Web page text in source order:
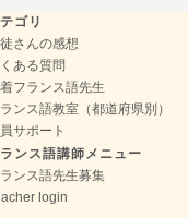
ゴリ
さんの感想
ある質問
フランス語先生
ンス語教室（都道府県別）
サポート
ンス語講師メニュー
ンス語先生募集
login